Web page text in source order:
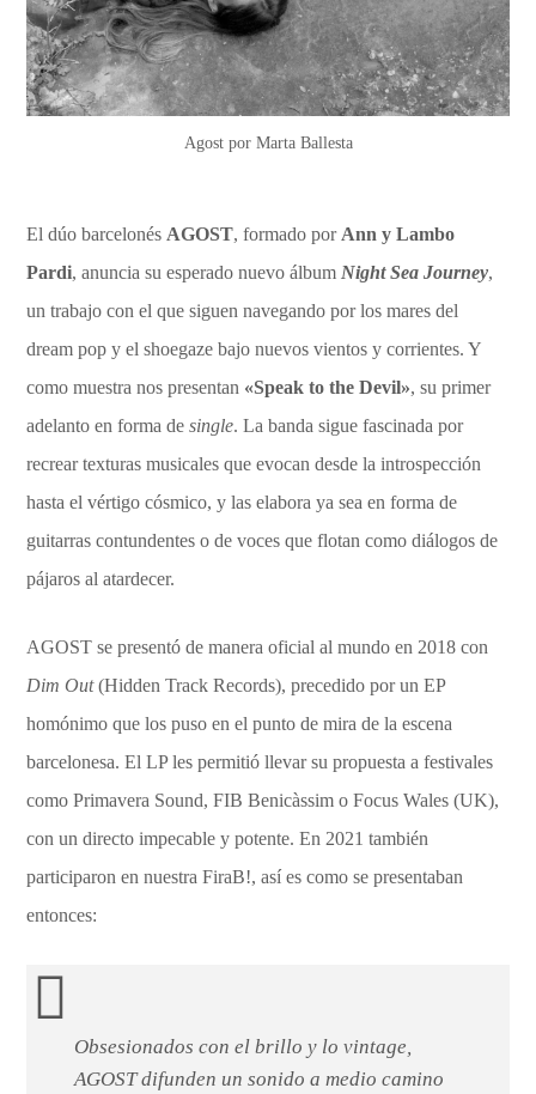
Agost por Marta Ballesta
El dúo barcelonés AGOST, formado por Ann y Lambo
Pardi, anuncia su esperado nuevo álbum Night Sea Journey,
un trabajo con el que siguen navegando por los mares del
dream pop y el shoegaze bajo nuevos vientos y corrientes. Y
como muestra nos presentan «Speak to the Devil», su primer
adelanto en forma desingle. La banda sigue fascinada por
recrear texturas musicales que evocan desde la introspección
hasta el vértigo cósmico, y las elabora ya sea en forma de
guitarras contundentes o de voces que flotan como diálogos de
pájaros al atardecer.
AGOST se presentó de manera oficial al mundo en 2018 con
Dim Out(Hidden Track Records), precedido por un EP
homónimo que los puso en el punto de mira de la escena
barcelonesa. El LP les permitió llevar su propuesta a festivales
como Primavera Sound, FIB Benicàssim o Focus Wales (UK),
con un directo impecable y potente. En 2021 también
participaron en nuestra FiraB!, así es como se presentaban
entonces:
Obsesionados con el brillo y lo vintage,
AGOST difunden un sonido a medio camino